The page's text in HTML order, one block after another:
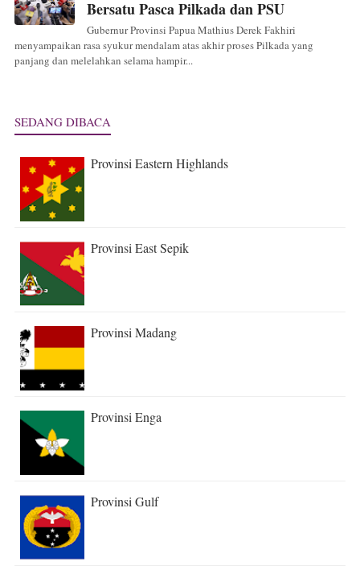
Bersatu Pasca Pilkada dan PSU
Gubernur Provinsi Papua Mathius Derek Fakhiri
menyampaikan rasa syukur mendalam atas akhir proses Pilkada yang
panjang dan melelahkan selama hampir...
SEDANG DIBACA
Provinsi Eastern Highlands
Provinsi East Sepik
Provinsi Madang
Provinsi Enga
Provinsi Gulf